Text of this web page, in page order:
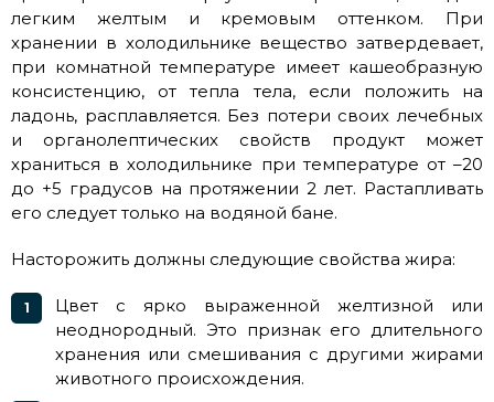
легким желтым и кремовым оттенком. При
хранении в холодильнике вещество затвердевает,
при комнатной температуре имеет кашеобразную
консистенцию, от тепла тела, если положить на
ладонь, расплавляется. Без потери своих лечебных
и органолептических свойств продукт может
храниться в холодильнике при температуре от –20
до +5 градусов на протяжении 2 лет. Растапливать
его следует только на водяной бане.
Насторожить должны следующие свойства жира:
Цвет с ярко выраженной желтизной или
неоднородный. Это признак его длительного
хранения или смешивания с другими жирами
животного происхождения.